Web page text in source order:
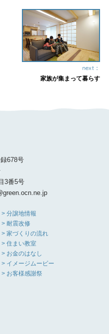
next：
家族が集まって暮らす
678号
3番5号
> 分譲地情報
> 耐震改修
> 家づくりの流れ
> 住まい教室
> お金のはなし
> イメージムービー
> お客様感謝祭